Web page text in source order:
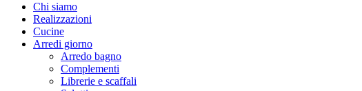
Chi siamo
Realizzazioni
Cucine
Arredi giorno
Arredo bagno
Complementi
Librerie e scaffali